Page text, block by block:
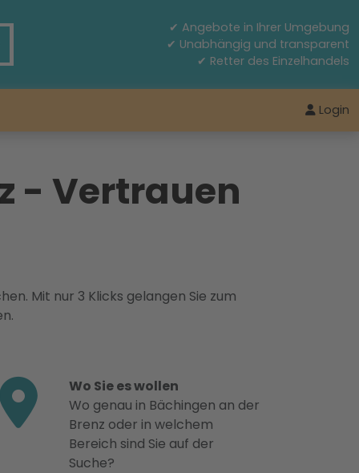
✔ Angebote in Ihrer Umgebung
✔ Unabhängig und transparent
✔ Retter des Einzelhandels
Login
- Vertrauen
Mit nur 3 Klicks gelangen Sie zum
Wo Sie es wollen
Wo genau in Bächingen an der
Brenz oder in welchem
Bereich sind Sie auf der
Suche?